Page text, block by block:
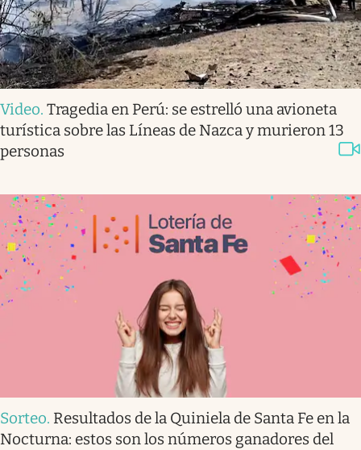
Video. Tragedia en Perú: se estrelló una avioneta
turística sobre las Líneas de Nazca y murieron 13
personas
Sorteo. Resultados de la Quiniela de Santa Fe en la
Nocturna: estos son los números ganadores del